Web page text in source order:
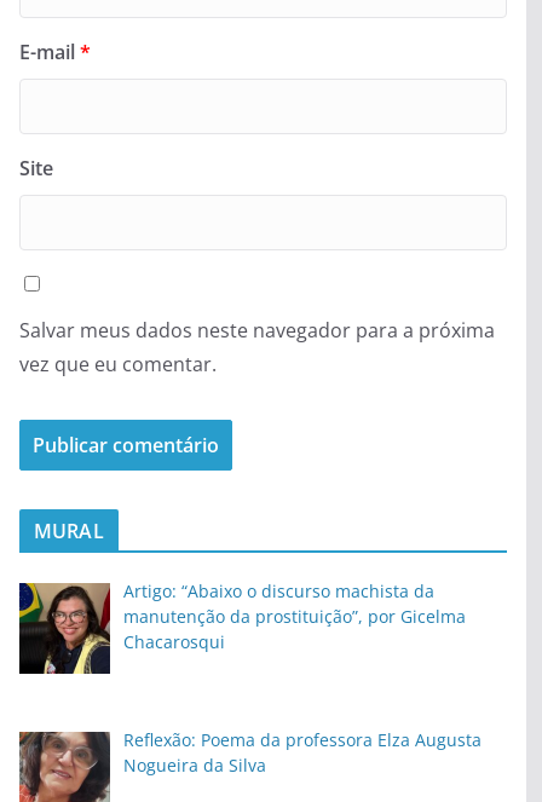
E-mail*
Site
Salvar meus dados neste navegador para a próxima
vez que eu comentar.
MURAL
Artigo: “Abaixo o discurso machista da
manutenção da prostituição”, por Gicelma
Chacarosqui
Reflexão: Poema da professora Elza Augusta
Nogueira da Silva